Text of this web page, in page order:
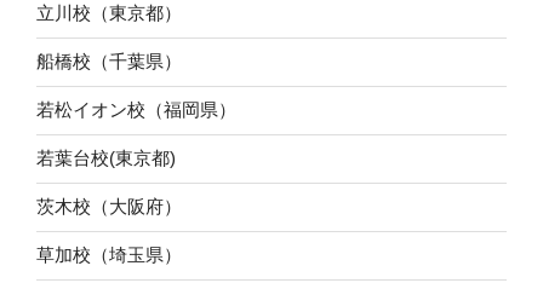
立川校（東京都）
船橋校（千葉県）
若松イオン校（福岡県）
若葉台校(東京都)
茨木校（大阪府）
草加校（埼玉県）